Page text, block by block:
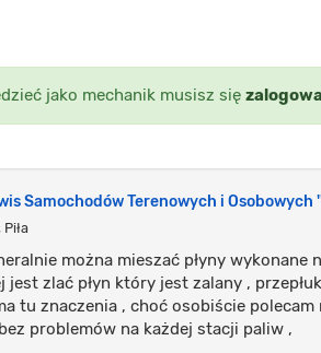
jako mechanik musisz się
Samochodów Terenowych i Osobowych
można mieszać płyny wykonane
jest zlać płyn który jest zalany ,
tu znaczenia , choć osobiście
problemów na każdej stacji paliw ,